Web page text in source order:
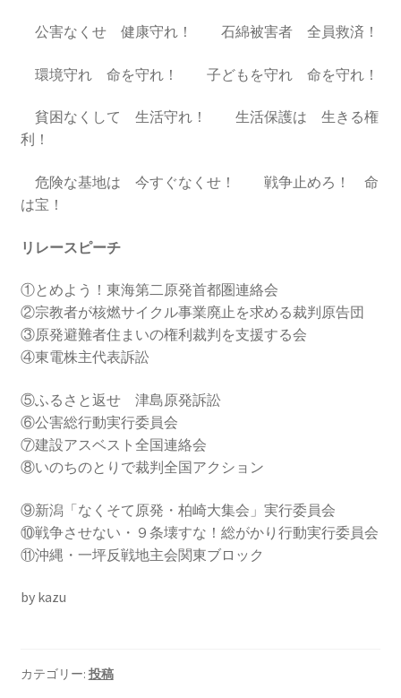
書籍
2022.12.29 原発事故と甲状腺がん
2023.1.26 「脱原発」成長論
2023.2.7 いまこそ私は原発に反対します
2025.9.30 市民エネルギーと地域主権
2026.5.3 原発を止めた町
2026.5.6 テレビと原発報道の60年
2026.5.15 原発をとめた人びと
他サイト
問合せ・メルマガ
公害なくせ 健康守れ！ 石綿被害者 全員救済！
環境守れ 命を守れ！ 子どもを守れ 命を守れ！
貧困なくして 生活守れ！ 生活保護は 生きる権
利！
危険な基地は 今すぐなくせ！ 戦争止めろ！ 命
は宝！
リレースピーチ
①とめよう！東海第二原発首都圏連絡会
②宗教者が核燃サイクル事業廃止を求める裁判原告団
③原発避難者住まいの権利裁判を支援する会
④東電株主代表訴訟
⑤ふるさと返せ 津島原発訴訟
⑥公害総行動実行委員会
⑦建設アスベスト全国連絡会
⑧いのちのとりで裁判全国アクション
⑨新潟「なくそて原発・柏崎大集会」実行委員会
⑩戦争させない・９条壊すな！総がかり行動実行委員会
⑪沖縄・一坪反戦地主会関東ブロック
by kazu
カテゴリー: 投稿